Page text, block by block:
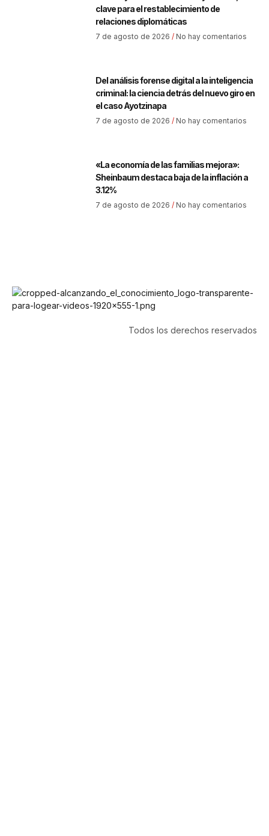
clave para el restablecimiento de
relaciones diplomáticas
7 de agosto de 2026 No hay comentarios
Del análisis forense digital a la inteligencia
criminal: la ciencia detrás del nuevo giro en
el caso Ayotzinapa
7 de agosto de 2026 No hay comentarios
«La economía de las familias mejora»:
Sheinbaum destaca baja de la inflación a
3.12%
7 de agosto de 2026 No hay comentarios
Todos los derechos reservados